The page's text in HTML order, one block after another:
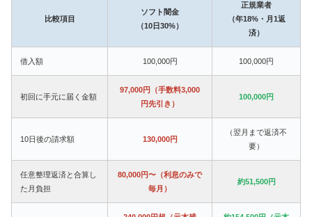
比較項目
ソフト闇金
（10日30%）
正規業者
（年18%・月1返
済）
借入額 100,000円 100,000円
初回に手元に届く金額
97,000円（手数料3,000
円先引き）
100,000円
10日後の請求額 130,000円
（翌月まで返済不
要）
任意整理返済と合算し
た月負担
80,000円〜（利息のみで
毎月）
約51,500円